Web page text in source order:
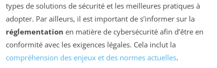
types de solutions de sécurité et les meilleures pratiques à
adopter. Par ailleurs, il est important de s’informer sur la
réglementation en matière de cybersécurité afin d’être en
conformité avec les exigences légales. Cela inclut la
compréhension des enjeux et des normes actuelles.